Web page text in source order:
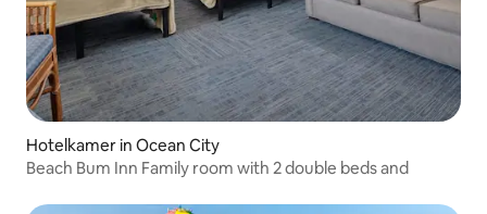
Hotelkamer in Ocean City
Beach Bum Inn Family room with 2 double beds and